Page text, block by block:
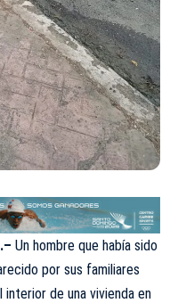
Un hombre que había sido
por sus familiares
de una vivienda en